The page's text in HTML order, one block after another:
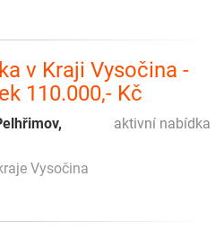
v Kraji Vysočina -
110.000,- Kč
aktivní nabídka
Vysočina